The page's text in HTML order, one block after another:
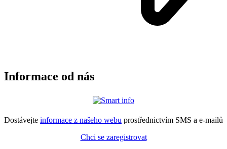
Informace od nás
Dostávejte informace z našeho webu prostřednictvím SMS a e-mailů
Chci se zaregistrovat